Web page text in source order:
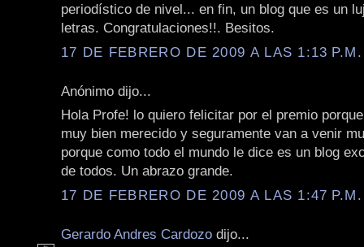
periodístico de nivel... en fin, un blog que es un
letras. Congratulaciones!!. Besitos.
17 DE FEBRERO DE 2009 A LAS 1:13 P.M.
Anónimo dijo...
Hola Profe! lo quiero felicitar por el premio
muy bien merecido y seguramente van a venir
porque como todo el mundo le dice es un blog
de todos. Un abrazo grande.
17 DE FEBRERO DE 2009 A LAS 1:47 P.M.
Gerardo Andres Cardozo dijo...